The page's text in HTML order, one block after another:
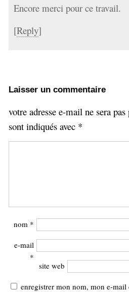
Encore merci pour ce travail.
[Reply]
Laisser un commentaire
votre adresse e-mail ne sera
sont indiqués avec *
nom *
e-mail
*
site web
enregistrer mon nom, mon e-